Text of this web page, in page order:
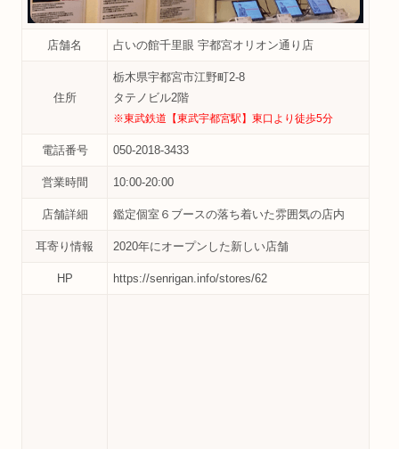
店舗名 占いの館千里眼 宇都宮オリオン通り店
住所
栃木県宇都宮市江野町2-8
タテノビル2階
※東武鉄道【東武宇都宮駅】東口より徒歩5分
電話番号 050-2018-3433
営業時間 10:00-20:00
店舗詳細 鑑定個室６ブースの落ち着いた雰囲気の店内
耳寄り情報 2020年にオープンした新しい店舗
HP https://senrigan.info/stores/62